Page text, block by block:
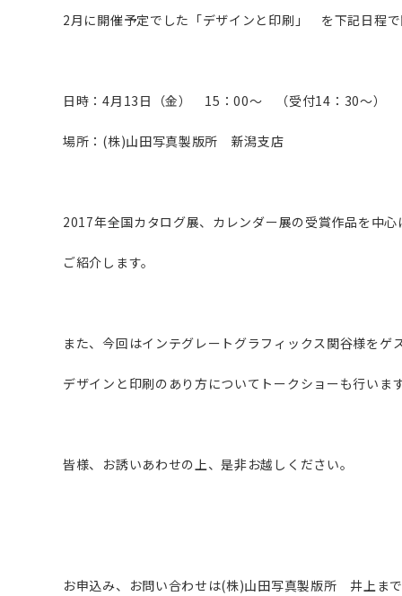
2月に開催予定でした「デザインと印刷」 を下記日程
日時：4月13日（金） 15：00〜 （受付14：30〜）
場所：(株)山田写真製版所 新潟支店
2017年全国カタログ展、カレンダー展の受賞作品を中
ご紹介します。
また、今回はインテグレートグラフィックス関谷様をゲ
デザインと印刷のあり方についてトークショーも行いま
皆様、お誘いあわせの上、是非お越しください。
お申込み、お問い合わせは(株)山田写真製版所 井上まで